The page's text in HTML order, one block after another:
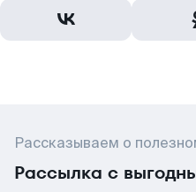
Рассказываем о
Рассылка с